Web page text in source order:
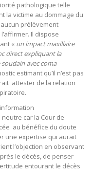
pathologique telle
la victime au dommage du
prélèvement
Il dispose
« un impact maxillaire
direct expliquant la
avec coma
estimant qu’il n’est pas
attester de la relation
car la Cour de
au bénéfice du doute
une expertise qui aurait
l’objection en observant
le décès, de penser
entourant le décès